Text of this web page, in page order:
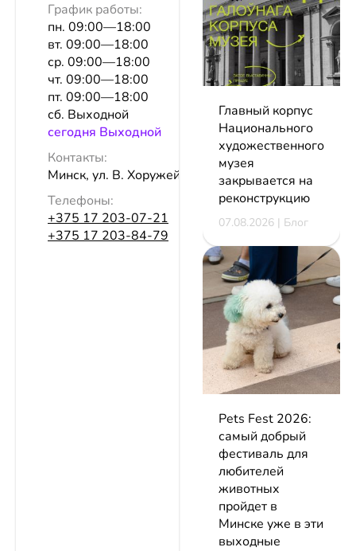
График работы:
пн. 09:00—18:00
вт. 09:00—18:00
ср. 09:00—18:00
чт. 09:00—18:00
пт. 09:00—18:00
сб. Выходной
сeгодня Выходной
Контакты:
Минск, ул. В. Хоружей, 1а
Телефоны:
+375 17 203-07-21
+375 17 203-84-79
Главный корпус
Национального
художественного
музея
закрывается на
реконструкцию
07.08.2026 | Блог
Pets Fest 2026:
самый добрый
фестиваль для
любителей
животных
пройдет в
Минске уже в эти
выходные